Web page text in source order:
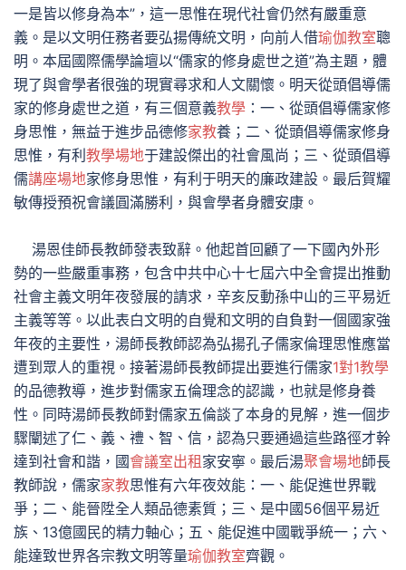
一是皆以修身為本”，這一思惟在現代社會仍然有嚴重意
義。是以文明任務者要弘揚傳統文明，向前人借瑜伽教室聰
明。本屆國際儒學論壇以“儒家的修身處世之道”為主題，體
現了與會學者很強的現實尋求和人文關懷。明天從頭倡導儒
家的修身處世之道，有三個意義教學 ：一、從頭倡導儒家修
身思惟，無益于進步品德修家教養；二、從頭倡導儒家修身
思惟，有利 教學場地于建設傑出的社會風尚；三、從頭倡導
儒講座場地家修身思惟，有利于明天的廉政建設。最后賀耀
敏傳授預祝會議圓滿勝利，與會學者身體安康。
湯恩佳師長教師發表致辭。他起首回顧了一下國內外形
勢的一些嚴重事務，包含中共中心十七屆六中全會提出推動
社會主義文明年夜發展的請求，辛亥反動孫中山的三平易近
主義等等。以此表白文明的自覺和文明的自負對一個國家強
年夜的主要性，湯師長教師認為弘揚孔子儒家倫理思惟應當
遭到眾人的重視。接著湯師長教師提出要進行儒家1對1教學
的品德教導，進步對儒家五倫理念的認識，也就是修身養
性。同時湯師長教師對儒家五倫談了本身的見解，進一個步
驟闡述了仁、義、禮、智、信，認為只要通過這些路徑才幹
達到社會和諧，國會議室出租 家安寧。最后湯聚會場地師長
教師說，儒家家教思惟有六年夜效能：一、能促進世界戰
爭；二、能晉陞全人類品德素質；三、是中國56個平易近
族、13億國民的精力軸心；五、能促進中國戰爭統一；六、
能達致世界各宗教文明等量瑜伽教室齊觀。